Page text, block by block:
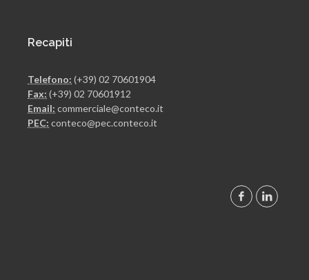
Recapiti
Telefono: (+39) 02 70601904
Fax: (+39) 02 70601912
Email: commerciale@conteco.it
PEC: conteco@pec.conteco.it